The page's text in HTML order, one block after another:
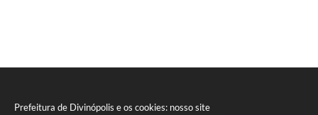
Prefeitura de Divinópolis e os cookies: nosso site